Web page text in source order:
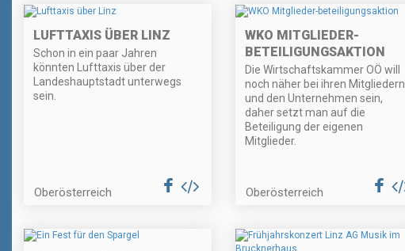
LUFTTAXIS ÜBER LINZ
Schon in ein paar Jahren
könnten Lufttaxis über der
Landeshauptstadt unterwegs
sein.
Oberösterreich
WKO MITGLIEDER-
BETEILIGUNGSAKTION
Die Wirtschaftskammer OÖ will
noch näher bei ihren Mitgliedern
und den Unternehmen sein,
daher setzt man auf die
Beteiligung der eigenen
Mitglieder.
Oberösterreich